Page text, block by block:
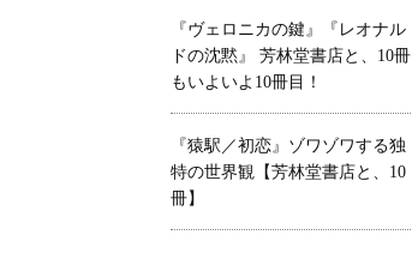
『ヴェロニカの鍵』『レオナル
ドの沈黙』 芳林堂書店と、10冊
もいよいよ10冊目！
『猿駅／初恋』ゾワゾワする独
特の世界観【芳林堂書店と、10
冊】